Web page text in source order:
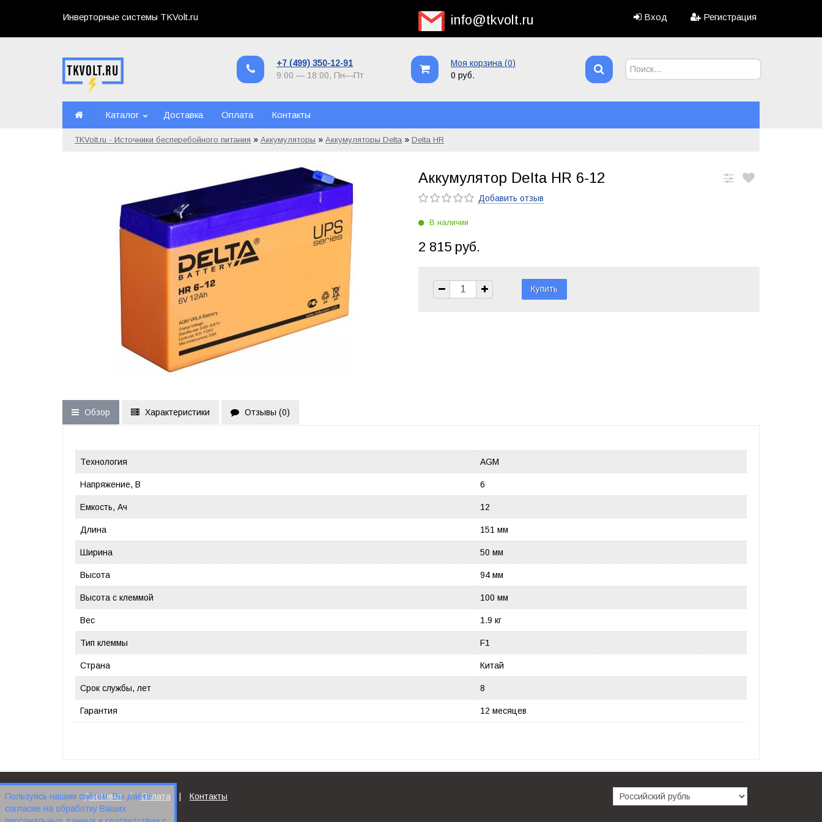
Инверторные системы TKVolt.ru info@tkvolt.ru Вход Регистрация
+7 (499) 350-12-91
9:00 — 18:00, Пн—Пт
Моя корзина (0)
0 руб.
Каталог Доставка Оплата Контакты
TKVolt.ru - Источники бесперебойного питания » Аккумуляторы » Аккумуляторы Delta » Delta HR
Аккумулятор Delta HR 6-12
Добавить отзыв
В наличии
2 815 руб.
Обзор Характеристики Отзывы (0)
Технология AGM
Напряжение, В 6
Емкость, Ач 12
Длина 151 мм
Ширина 50 мм
Высота 94 мм
Высота с клеммой 100 мм
Вес 1.9 кг
Тип клеммы F1
Страна Китай
Срок службы, лет 8
Гарантия 12 месяцев
Доставка | Оплата Контакты
Пользуясь нашим сайтом, Вы даёте
согласие на обработку Ваших